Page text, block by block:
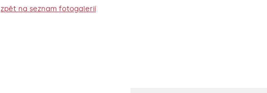
zpět na seznam fotogalerií